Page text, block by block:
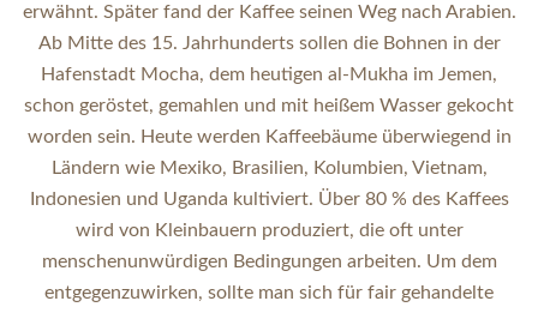
erwähnt. Später fand der Kaffee seinen Weg nach Arabien.
Ab Mitte des 15. Jahrhunderts sollen die Bohnen in der
Hafenstadt Mocha, dem heutigen al-Mukha im Jemen,
schon geröstet, gemahlen und mit heißem Wasser gekocht
worden sein. Heute werden Kaffeebäume überwiegend in
Ländern wie Mexiko, Brasilien, Kolumbien, Vietnam,
Indonesien und Uganda kultiviert. Über 80 % des Kaffees
wird von Kleinbauern produziert, die oft unter
menschenunwürdigen Bedingungen arbeiten. Um dem
entgegenzuwirken, sollte man sich für fair gehandelte